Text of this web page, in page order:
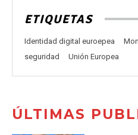
ETIQUETAS
Identidad digital euroepea
seguridad
Unión Europea
ÚLTIMAS